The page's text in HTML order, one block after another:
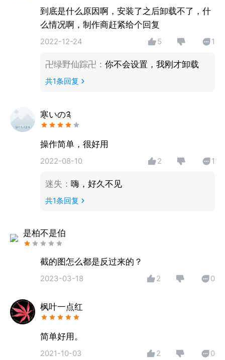
【区域截屏】多种图片比例任你挑选；
【一键分享】微信、微博，同好友共享这一刻
到底是什么原因啊，安装了之后卸载不了，什
么情况啊，制作商赶紧给个回复
2022-12-24 5 1
卍绿野仙踪卍 ： 你不会设置，我刚才卸载
共1条回复
寒いの༉
操作简单，很好用
2022-08-10 2 1
迷失 ： 嗨，好久不见
共1条回复
是柏不是伯
截的图怎么都是反过来的？
2023-03-18 2 0
枫叶一点红
简单好用。
2021-10-03 2 0